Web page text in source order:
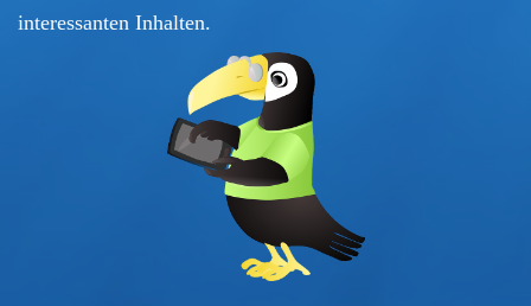
interessanten Inhalten.